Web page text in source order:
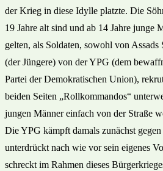
der Krieg in diese Idylle platzte. Die
19 Jahre alt sind und ab 14 Jahre junge
gelten, als Soldaten, sowohl von Assads
(der Jüngere) von der YPG (dem
Partei der Demokratischen Union),
beiden Seiten „Rollkommandos“
jungen Männer einfach von der Straße
Die YPG kämpft damals zunächst
unterdrückt nach wie vor sein eigenes
schreckt im Rahmen dieses